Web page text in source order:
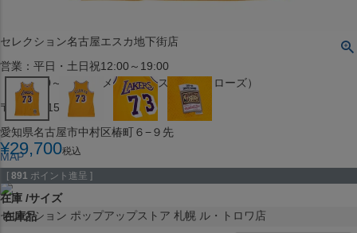
セレクション名古屋エスカ地下街店
営業：平日・土日祝12:00～19:00
（※15:00～16:00はメンテナンスのためクローズ）
〒453-0015
愛知県名古屋市中村区椿町６−９先
MAP
SHOP
セレクション ポップアップストア 札幌 ル・トロワ店
¥29,700税込
[ 891 ポイント進呈 ]
在庫 サイズ
在庫品